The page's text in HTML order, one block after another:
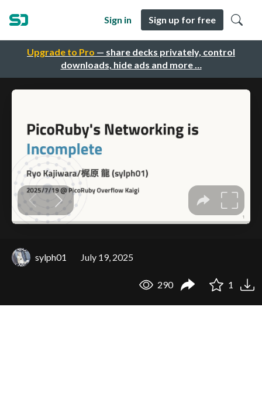
Upgrade to Pro — share decks privately, control
downloads, hide ads and more …
Sign in Sign up for free
sylph01 July 19, 2025
290 1